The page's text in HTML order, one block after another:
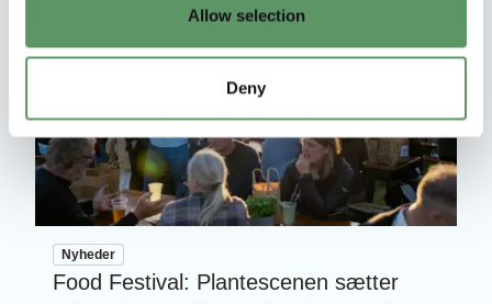
Allow selection
Deny
Nyheder
Food Festival: Plantescenen sætter